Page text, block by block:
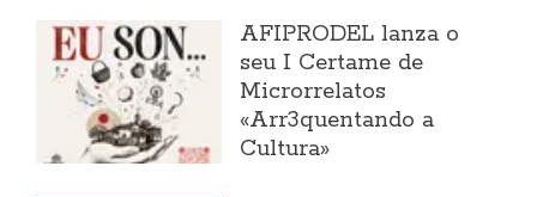
AFIPRODEL lanza o
seu I Certame de
Microrrelatos
«Arr3quentando a
Cultura»